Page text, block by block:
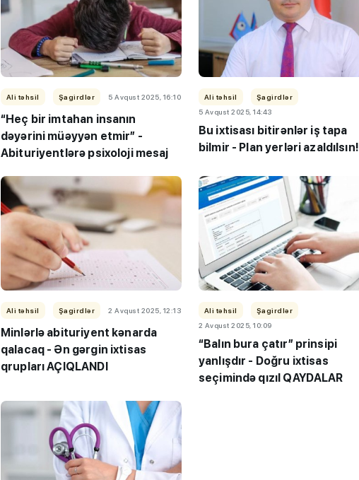
Ali təhsil Şagirdlər 5 Avqust 2025, 16:10
“Heç bir imtahan insanın
dəyərini müəyyən etmir” -
Abituriyentlərə psixoloji mesaj
Ali təhsil
Şagirdlər
5 Avqust 2025, 14:43
Bu ixtisası bitirənlər iş tapa
bilmir - Plan yerləri azaldılsın!
Ali təhsil Şagirdlər 2 Avqust 2025, 12:13
Minlərlə abituriyent kənarda
qalacaq - Ən gərgin ixtisas
qrupları AÇIQLANDI
Ali təhsil
Şagirdlər
2 Avqust 2025, 10:09
“Balın bura çatır” prinsipi
yanlışdır - Doğru ixtisas
seçimində qızıl QAYDALAR